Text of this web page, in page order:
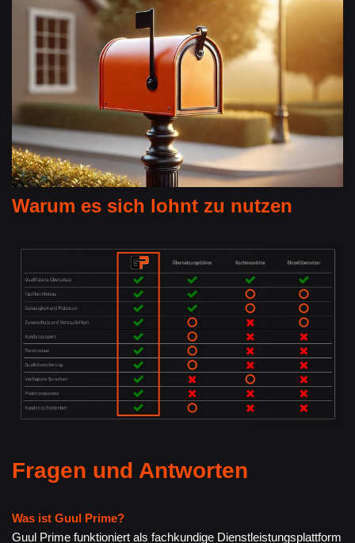
Warum es sich lohnt zu nutzen
Fragen und Antworten
Was ist Guul Prime?
Guul Prime funktioniert als fachkundige Dienstleistungsplattform